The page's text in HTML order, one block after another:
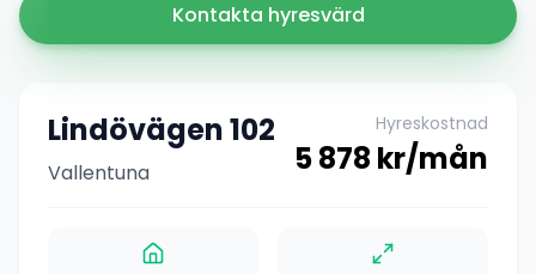
Kontakta hyresvärd
Lindövägen 102
Vallentuna
Hyreskostnad
5 878 kr/mån